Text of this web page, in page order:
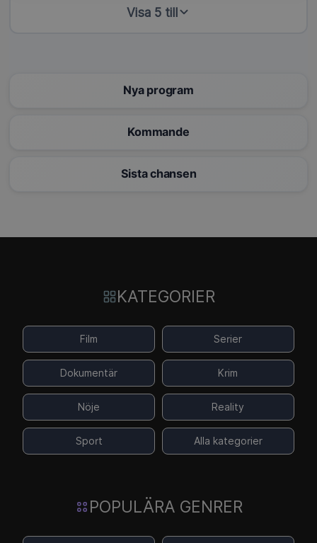
Visa 5 till
Nya program
Kommande
Sista chansen
KATEGORIER
Film Serier
Dokumentär Krim
Nöje Reality
Sport Alla kategorier
POPULÄRA GENRER